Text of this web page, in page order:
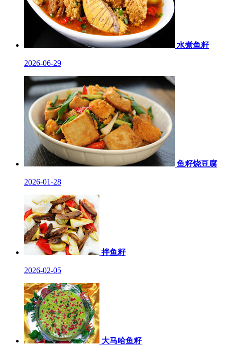
水煮鱼籽
2026-06-29
鱼籽烧豆腐
2026-01-28
拌鱼籽
2026-02-05
大马哈鱼籽